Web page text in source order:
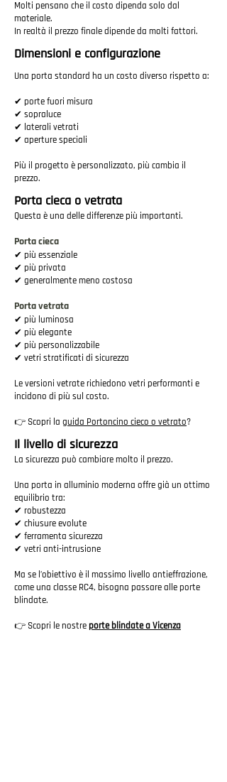
Molti pensano che il costo dipenda solo dal
materiale.
In realtà il prezzo finale dipende da molti fattori.
Dimensioni e configurazione
Una porta standard ha un costo diverso rispetto a:
✔ porte fuori misura
✔ sopraluce
✔ laterali vetrati
✔ aperture speciali
Più il progetto è personalizzato, più cambia il
prezzo.
Porta cieca o vetrata
Questa è una delle differenze più importanti.
Porta cieca
✔ più essenziale
✔ più privata
✔ generalmente meno costosa
Porta vetrata
✔ più luminosa
✔ più elegante
✔ più personalizzabile
✔ vetri stratificati di sicurezza
Le versioni vetrate richiedono vetri performanti e
incidono di più sul costo.
👉 Scopri la guida Portoncino cieco o vetrato?
Il livello di sicurezza
La sicurezza può cambiare molto il prezzo.
Una porta in alluminio moderna offre già un ottimo
equilibrio tra:
✔ robustezza
✔ chiusure evolute
✔ ferramenta sicurezza
✔ vetri anti-intrusione
Ma se l’obiettivo è il massimo livello antieffrazione,
come una classe RC4, bisogna passare alle porte
blindate.
👉 Scopri le nostreporte blindate a Vicenza